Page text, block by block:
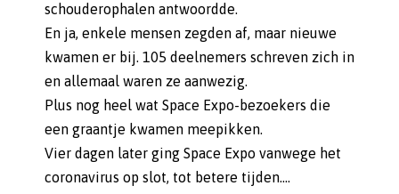
schouderophalen antwoordde.
En ja, enkele mensen zegden af, maar nieuwe
kwamen er bij. 105 deelnemers schreven zich in
en allemaal waren ze aanwezig.
Plus nog heel wat Space Expo-bezoekers die
een graantje kwamen meepikken.
Vier dagen later ging Space Expo vanwege het
coronavirus op slot, tot betere tijden….